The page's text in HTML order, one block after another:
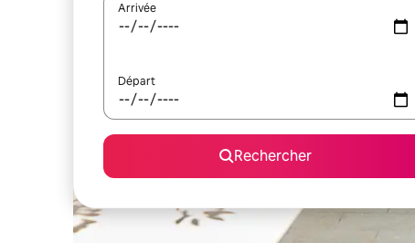
Arrivée
Départ
Rechercher